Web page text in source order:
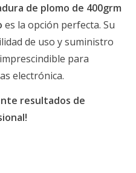
de plomo de 400grm
es la opción perfecta. Su
de uso y suministro
para
electrónica.
resultados de